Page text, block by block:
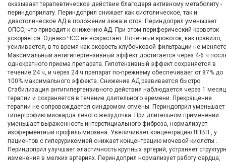
оказывает терапевтическое действие благодаря активному метаболиту -
периндоприлату. Периндоприл снижает как систолическое, так и
диастолическое АД в положении лежа и стоя. Периндоприл уменьшает
ОПСС, что приводит к снижению АД. При этом периферический кровоток
ускоряется. Однако ЧСС не возрастает. Почечный кровоток, как правило,
усиливается, в то время как скорость клубочковой фильтрации не
Максимальный антигипертензивный эффект достигается через 4-6 ч
однократного приема препарата. Гипотензивный эффект сохраняется в
течение 24 ч, и через 24 ч препарат по-прежнему обеспечивает от 87% до
100% максимального эффекта. Снижение АД развивается быстро.
Стабилизация антигипертензивного действия наблюдается через 1 месяц
терапии и сохраняется в течение длительного времени. Прекращение
терапии не сопровождается синдромом отмены. Периндоприл уменьшает
гипертрофию миокарда левого желудочка. При длительном применении
уменьшает выраженность интерстициального фиброза, нормализует
изоферментный профиль миозина. Увеличивает концентрацию ЛПВП , у
пациентов с гиперурикемией снижает концентрацию мочевой кислоты .
Периндоприл улучшает эластичность крупных артерий, устраняет
изменения в мелких артериях. Периндоприл нормализует работу сердца,